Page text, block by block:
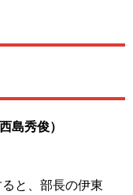
島秀俊）
と、部長の伊東